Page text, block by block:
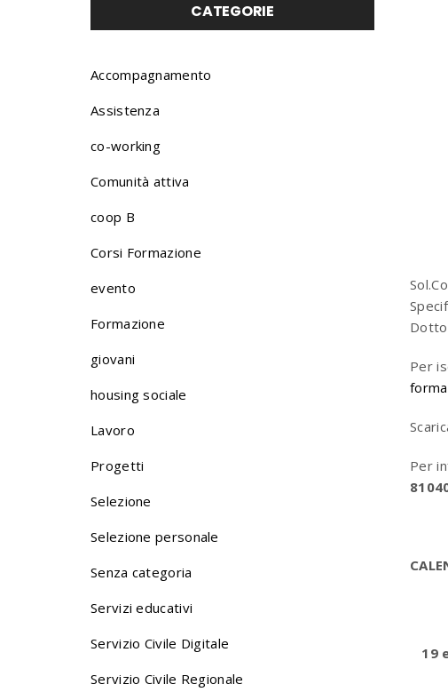
Per
Per
19
CATEGORIE
Accompagnamento
Assistenza
co-working
Comunità attiva
coop B
Corsi Formazione
evento
Formazione
giovani
housing sociale
Lavoro
Progetti
Selezione
Selezione personale
Senza categoria
Servizi educativi
Servizio Civile Digitale
Servizio Civile Regionale